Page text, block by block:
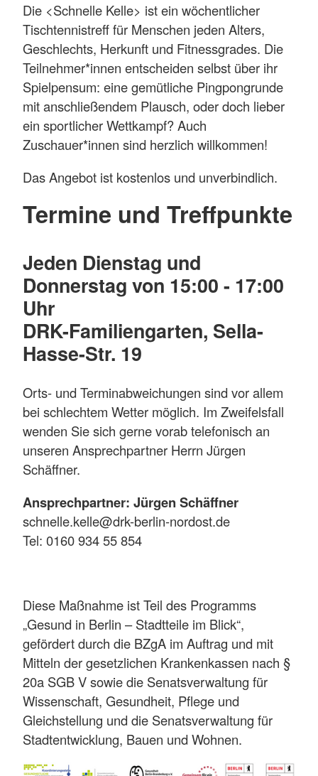
Die <Schnelle Kelle> ist ein wöchentlicher
Tischtennistreff für Menschen jeden Alters,
Geschlechts, Herkunft und Fitnessgrades. Die
Teilnehmer*innen entscheiden selbst über ihr
Spielpensum: eine gemütliche Pingpongrunde
mit anschließendem Plausch, oder doch lieber
ein sportlicher Wettkampf? Auch
Zuschauer*innen sind herzlich willkommen!
Das Angebot ist kostenlos und unverbindlich.
Termine und Treffpunkte
Jeden Dienstag und
Donnerstag von 15:00 - 17:00
Uhr
DRK-Familiengarten, Sella-
Hasse-Str. 19
Orts- und Terminabweichungen sind vor allem
bei schlechtem Wetter möglich. Im Zweifelsfall
wenden Sie sich gerne vorab telefonisch an
unseren Ansprechpartner Herrn Jürgen
Schäffner.
Ansprechpartner: Jürgen Schäffner
schnelle.kelle@drk-berlin-nordost.de
Tel: 0160 934 55 854
Diese Maßnahme ist Teil des Programms
„Gesund in Berlin – Stadtteile im Blick“,
gefördert durch die BZgA im Auftrag und mit
Mitteln der gesetzlichen Krankenkassen nach §
20a SGB V sowie die Senatsverwaltung für
Wissenschaft, Gesundheit, Pflege und
Gleichstellung und die Senatsverwaltung für
Stadtentwicklung, Bauen und Wohnen.